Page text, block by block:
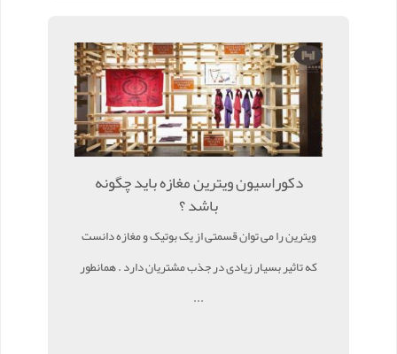
دکوراسیون ویترین مغازه باید چگونه
باشد ؟
ویترین را می توان قسمتی از یک بوتیک و مغازه دانست
که تاثیر بسیار زیادی در جذب مشتریان دارد . همانطور
...